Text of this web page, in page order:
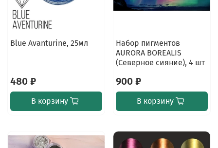
Blue Avanturine, 25мл
480 ₽
В корзину
Набор пигментов
AURORA BOREALIS
(Северное сияние), 4 шт
900 ₽
В корзину